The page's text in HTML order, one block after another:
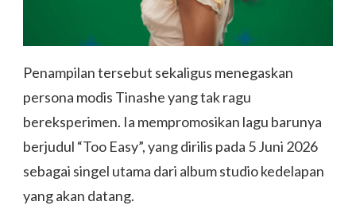
Penampilan tersebut sekaligus menegaskan
persona modis Tinashe yang tak ragu
bereksperimen. Ia mempromosikan lagu barunya
berjudul “Too Easy”, yang dirilis pada 5 Juni 2026
sebagai singel utama dari album studio kedelapan
yang akan datang.